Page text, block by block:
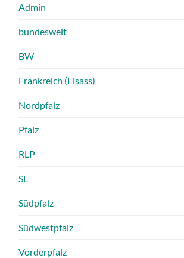
Admin
bundesweit
BW
Frankreich (Elsass)
Nordpfalz
Pfalz
RLP
SL
Südpfalz
Südwestpfalz
Vorderpfalz